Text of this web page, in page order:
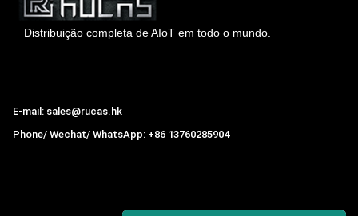
Distribuição completa de AIoT em todo o mundo.
E-mail: sales@rucas.hk
Phone/ Wechat/ WhatsApp: +86 13760285904